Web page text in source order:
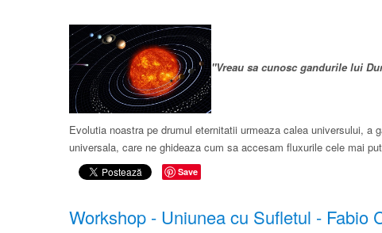
"Vreau sa cunosc gandurile lui
Evolutia noastra pe drumul eternitatii urmeaza calea universului,
universala, care ne ghideaza cum sa accesam fluxurile cele mai
Save
Workshop - ​Uniunea cu Sufletul​ - Fabio